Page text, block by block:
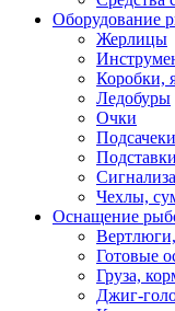
Оборудование
Жерлицы
Коробки,
Ледобуры
Очки
Чехлы,
Оснащение
Готовые
Груза,
Джиг-